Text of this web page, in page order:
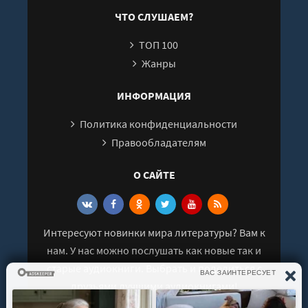
ЧТО СЛУШАЕМ?
ТОП 100
Жанры
ИНФОРМАЦИЯ
Политика конфиденциальности
Правообладателям
О САЙТЕ
Интересуют новинки мира литературы? Вам к
нам. У нас можно послушать как новые так и
старые аудиокниги. Выбрать и поделиться с
друзьями лучшими аудиокнигами!